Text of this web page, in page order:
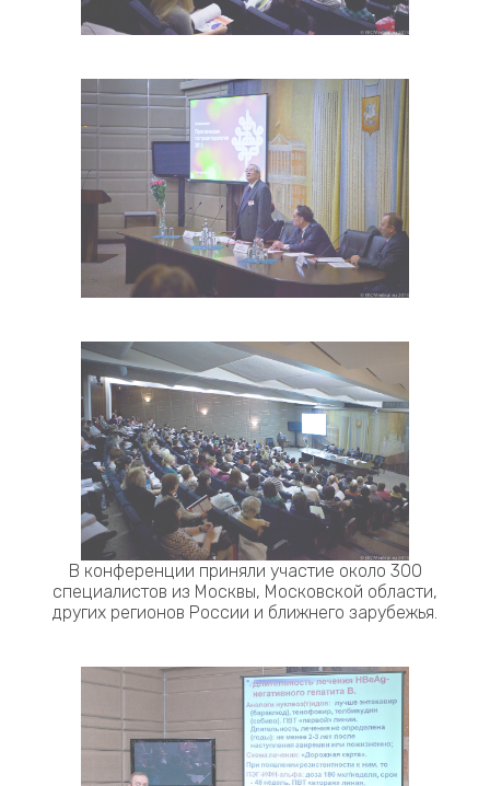
В конференции приняли участие около 300
специалистов из Москвы, Московской области,
других регионов России и ближнего зарубежья.